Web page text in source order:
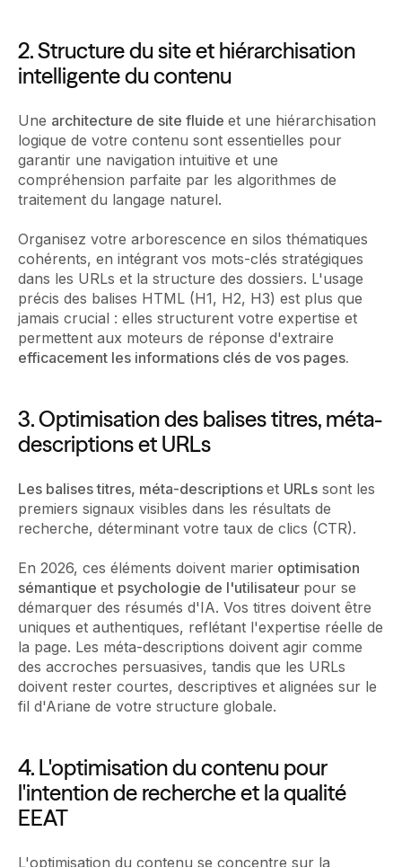
2. Structure du site et hiérarchisation
intelligente du contenu
Une architecture de site fluide et une hiérarchisation
logique de votre contenu sont essentielles pour
garantir une navigation intuitive et une
compréhension parfaite par les algorithmes de
traitement du langage naturel.
Organisez votre arborescence en silos thématiques
cohérents, en intégrant vos mots-clés stratégiques
dans les URLs et la structure des dossiers. L'usage
précis des balises HTML (H1, H2, H3) est plus que
jamais crucial : elles structurent votre expertise et
permettent aux moteurs de réponse d'extraire
efficacement les informations clés de vos pages.
3. Optimisation des balises titres, méta-
descriptions et URLs
Les balises titres, méta-descriptions et URLs sont les
premiers signaux visibles dans les résultats de
recherche, déterminant votre taux de clics (CTR).
En 2026, ces éléments doivent marier optimisation
sémantique et psychologie de l'utilisateur pour se
démarquer des résumés d'IA. Vos titres doivent être
uniques et authentiques, reflétant l'expertise réelle de
la page. Les méta-descriptions doivent agir comme
des accroches persuasives, tandis que les URLs
doivent rester courtes, descriptives et alignées sur le
fil d'Ariane de votre structure globale.
4. L'optimisation du contenu pour
l'intention de recherche et la qualité
EEAT
L'optimisation du contenu se concentre sur la